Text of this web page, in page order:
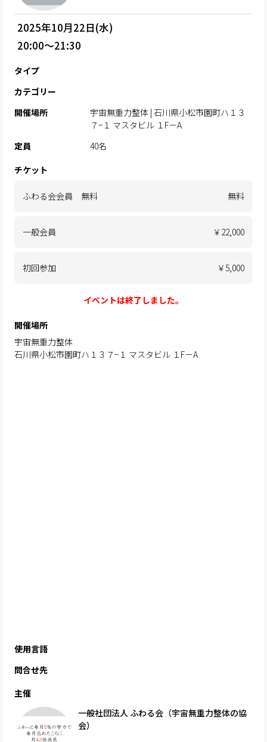
2025年10月22日(水)
20:00～21:30
タイプ
カテゴリー
開催場所
宇宙無重力整体 | 石川県小松市園町ハ１３
７−１ マスタビル １F－A
定員
40名
チケット
ふわる会会員 無料 無料
一般会員 ￥22,000
初回参加 ￥5,000
イベントは終了しました。
開催場所
宇宙無重力整体
石川県小松市園町ハ１３７−１ マスタビル １F－A
使用言語
問合せ先
主催
一般社団法人 ふわる会（宇宙無重力整体の協
会）